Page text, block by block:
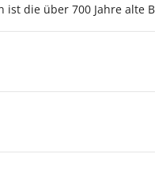
ist die über 700 Jahre alte